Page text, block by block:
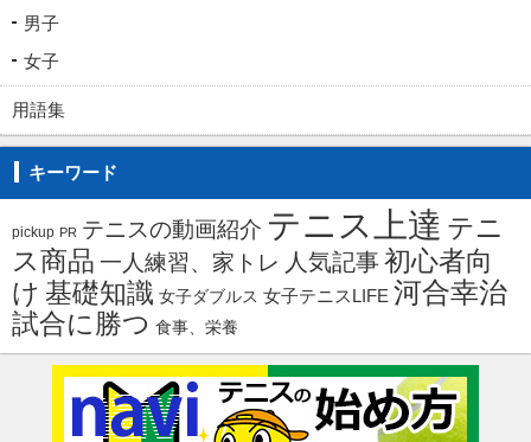
男子
女子
用語集
キーワード
pickup PR テニスの動画紹介 テニス上達 テニ
ス商品 一人練習、家トレ 人気記事初心者向
け 基礎知識 女子ダブルス 女子テニスLIFE 河合幸治
試合に勝つ 食事、栄養